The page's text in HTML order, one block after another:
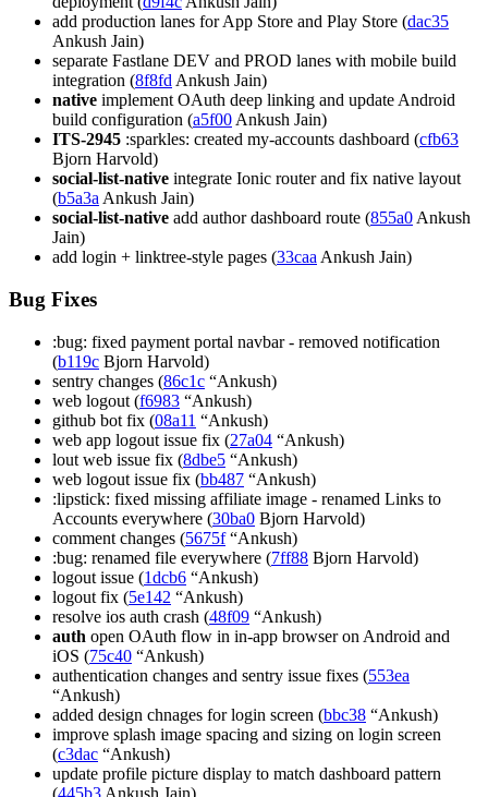
add production lanes for App Store and Play Store (dac35
Ankush Jain)
separate Fastlane DEV and PROD lanes with mobile build
integration (8f8fdAnkush Jain)
native implement OAuth deep linking and update Android
build configuration (a5f00Ankush Jain)
ITS-2945 :sparkles: created my-accounts dashboard (cfb63
Bjorn Harvold)
social-list-native integrate Ionic router and fix native layout
(b5a3aAnkush Jain)
social-list-native add author dashboard route (855a0Ankush
Jain)
add login + linktree-style pages (33caaAnkush Jain)
Bug Fixes
:bug: fixed payment portal navbar - removed notification
(b119c Bjorn Harvold)
sentry changes (86c1c “Ankush)
web logout (f6983 “Ankush)
github bot fix (08a11 “Ankush)
web app logout issue fix (27a04 “Ankush)
lout web issue fix (8dbe5 “Ankush)
web logout issue fix (bb487 “Ankush)
:lipstick: fixed missing affiliate image - renamed Links to
Accounts everywhere (30ba0 Bjorn Harvold)
comment changes (5675f“Ankush)
:bug: renamed file everywhere (7ff88 Bjorn Harvold)
logout issue (1dcb6 “Ankush)
logout fix (5e142 “Ankush)
resolve ios auth crash (48f09 “Ankush)
auth open OAuth flow in in-app browser on Android and
iOS (75c40 “Ankush)
authentication changes and sentry issue fixes (553ea
“Ankush)
added design chnages for login screen (bbc38 “Ankush)
improve splash image spacing and sizing on login screen
(c3dac “Ankush)
update profile picture display to match dashboard pattern
(445b3 Ankush Jain)